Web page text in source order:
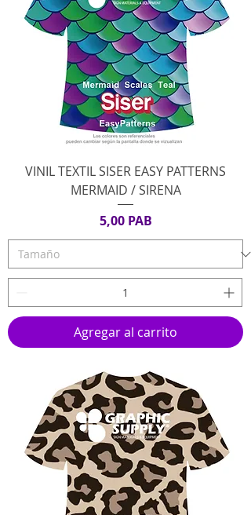
VINIL TEXTIL SISER EASY PATTERNS
MERMAID / SIRENA
Precio
5,00 PAB
Agregar al carrito